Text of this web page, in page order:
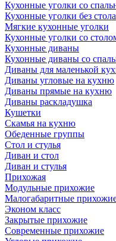
Кухонные уголки со
Кухонные уголки без
Мягкие кухонные уголки
Кухонные уголки со
Кухонные диваны
Кухонные диваны со
Диваны для маленькой
Диваны угловые на кухню
Диваны прямые на кухню
Диваны раскладушка
Кушетки
Скамья на кухню
Обеденные группы
Стол и стулья
Диван и стол
Диван и стулья
Прихожая
Модульные прихожие
Малогабаритные
Эконом класс
Закрытые прихожие
Современные прихожие